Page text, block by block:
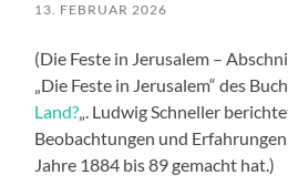
13. FEBRUAR 2026
(Die Feste in Jerusalem –
„Die Feste in Jerusalem“ des
Land?„. Ludwig Schneller
Beobachtungen und
Jahre 1884 bis 89 gemacht hat.)